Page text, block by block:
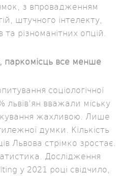
з впровадженням
штучного інтелекту,
та різноманітних опцій.
паркомісць все менше
соціологічної
львів’ян вважали міську
жахливою. Лише
думки. Кількість
Львова стрімко зростає.
Дослідження
у 2021 році свідчило,